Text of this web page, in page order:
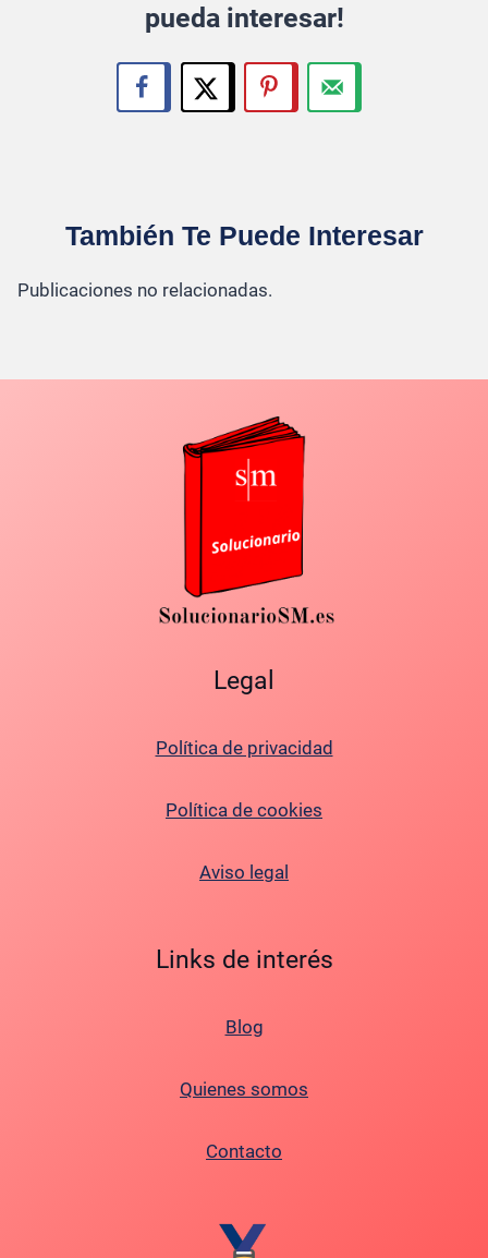
pueda interesar!
También Te Puede Interesar
Publicaciones no relacionadas.
Legal
Política de privacidad
Política de cookies
Aviso legal
Links de interés
Blog
Quienes somos
Contacto